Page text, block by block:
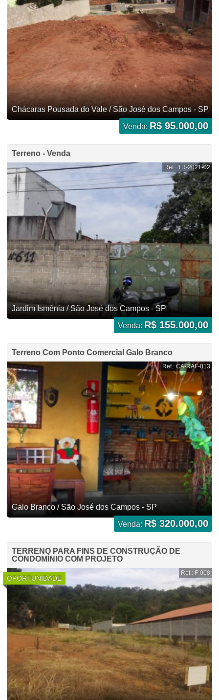
Chácaras Pousada do Vale / São José dos Campos - SP
Venda: R$ 95.000,00
Terreno - Venda
Ref.: TR-2021-02
Jardim Ismênia / São José dos Campos - SP
Venda: R$ 155.000,00
Terreno Com Ponto Comercial Galo Branco
Ref.: CA-RAF-013
Galo Branco / São José dos Campos - SP
Venda: R$ 320.000,00
TERRENO PARA FINS DE CONSTRUÇÃO DE
CONDOMÍNIO COM PROJETO
OPORTUNIDADE
Ref.: F-008